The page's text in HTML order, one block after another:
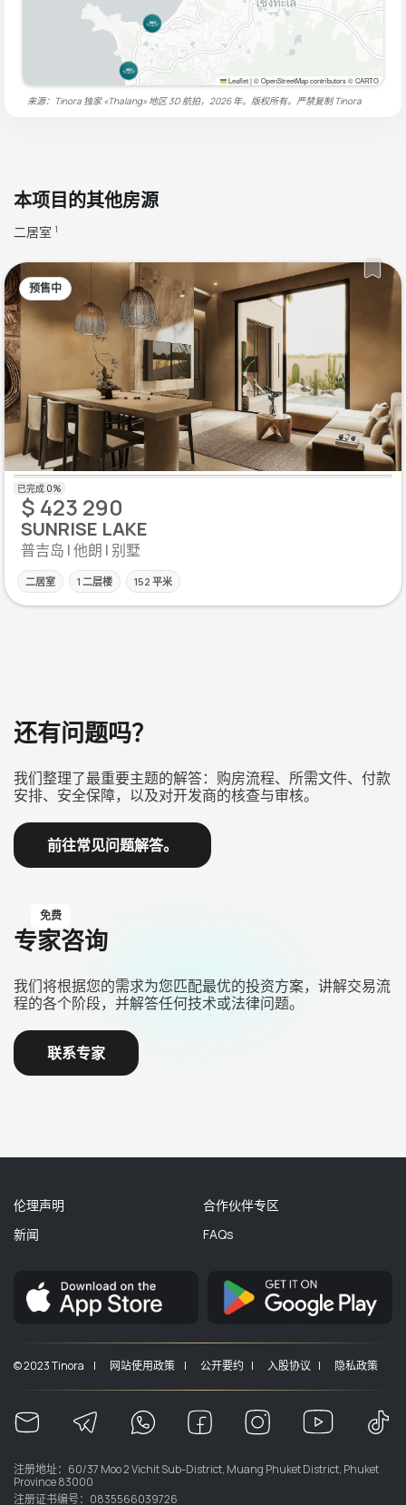
Leaflet|© OpenStreetMap contributors © CARTO
来源：Tinora 独家 «Thalang» 地区 3D 航拍，2026 年。版权所有。严禁复制Tinora
本项目的其他房源
二居室 1
预售中
$ 423 290
SUNRISE LAKE
普吉岛 | 他朗 | 别墅
二居室 1 二层楼 152 平米
还有问题吗？
我们整理了最重要主题的解答：购房流程、所需文件、付款
安排、安全保障，以及对开发商的核查与审核。
前往常见问题解答。
免费
专家咨询
我们将根据您的需求为您匹配最优的投资方案，讲解交易流
程的各个阶段，并解答任何技术或法律问题。
联系专家
伦理声明
新闻
合作伙伴专区
FAQs
© 2023 Tinora | 网站使用政策 | 公开要约 | 入股协议 | 隐私政策
注册地址：60/37 Moo 2 Vichit Sub-District, Muang Phuket District, Phuket
Province 83000
注册证书编号：0835566039726